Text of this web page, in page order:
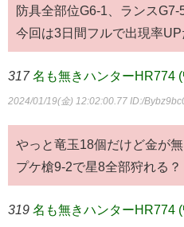
防具全部位G6-1、ランス
今回は3日間フルで出現率UP
317 名も無きハンターHR774 (
2024/01/19(金) 12:02:00.77 ID:/
やっと竜玉18個だけど金が
プケ槍9-2で星8全部狩れる？
319 名も無きハンターHR774